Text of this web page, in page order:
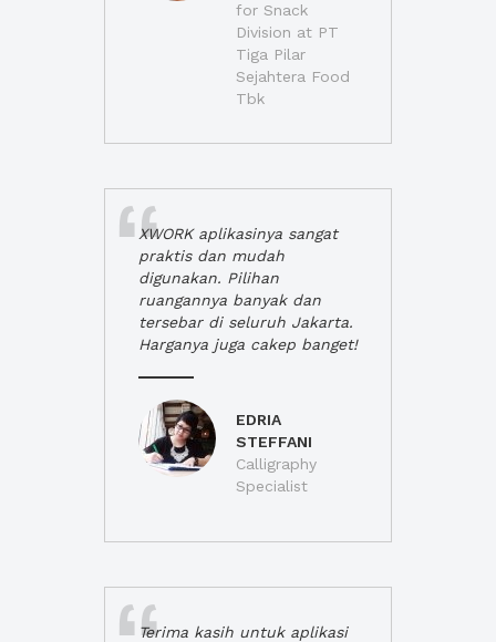
for Snack
Division at PT
Tiga Pilar
Sejahtera Food
Tbk
XWORK aplikasinya sangat
praktis dan mudah
digunakan. Pilihan
ruangannya banyak dan
tersebar di seluruh Jakarta.
Harganya juga cakep banget!
EDRIA
STEFFANI
Calligraphy
Specialist
Terima kasih untuk aplikasi